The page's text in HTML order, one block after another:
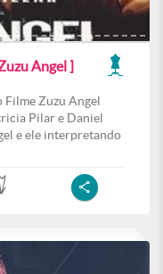
Angel ]
Zuzu Angel
Pilar e Daniel
e ele interpretando